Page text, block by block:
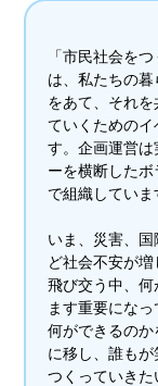
「市民社会を
は、私たちの
をあて、それ
ていくための
す。企画運営
ーを横断した
で組織していま
いま、災害、
ど社会不安が
飛び交う中、
ます重要にな
何ができるの
に移し、誰も
つくっていき